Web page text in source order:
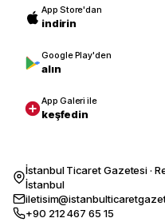
App Store'dan
indirin
Google Play'den
alın
App Galeri ile
keşfedin
İstanbul Ticaret Gazetesi ·
İstanbul
+90 212 467 65 15